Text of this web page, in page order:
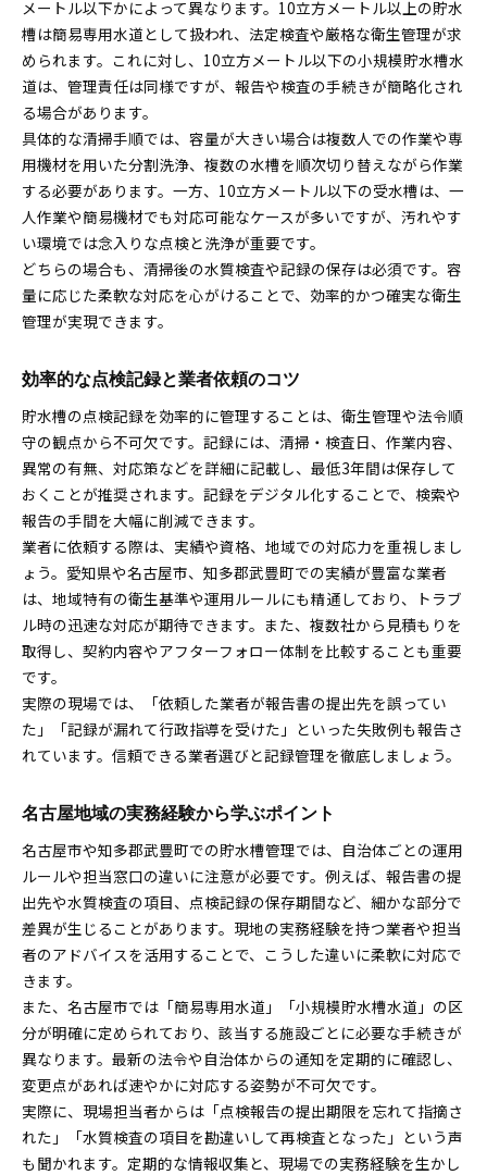
メートル以下かによって異なります。10立方メートル以上の貯水
槽は簡易専用水道として扱われ、法定検査や厳格な衛生管理が求
められます。これに対し、10立方メートル以下の小規模貯水槽水
道は、管理責任は同様ですが、報告や検査の手続きが簡略化され
る場合があります。
具体的な清掃手順では、容量が大きい場合は複数人での作業や専
用機材を用いた分割洗浄、複数の水槽を順次切り替えながら作業
する必要があります。一方、10立方メートル以下の受水槽は、一
人作業や簡易機材でも対応可能なケースが多いですが、汚れやす
い環境では念入りな点検と洗浄が重要です。
どちらの場合も、清掃後の水質検査や記録の保存は必須です。容
量に応じた柔軟な対応を心がけることで、効率的かつ確実な衛生
管理が実現できます。
効率的な点検記録と業者依頼のコツ
貯水槽の点検記録を効率的に管理することは、衛生管理や法令順
守の観点から不可欠です。記録には、清掃・検査日、作業内容、
異常の有無、対応策などを詳細に記載し、最低3年間は保存して
おくことが推奨されます。記録をデジタル化することで、検索や
報告の手間を大幅に削減できます。
業者に依頼する際は、実績や資格、地域での対応力を重視しまし
ょう。愛知県や名古屋市、知多郡武豊町での実績が豊富な業者
は、地域特有の衛生基準や運用ルールにも精通しており、トラブ
ル時の迅速な対応が期待できます。また、複数社から見積もりを
取得し、契約内容やアフターフォロー体制を比較することも重要
です。
実際の現場では、「依頼した業者が報告書の提出先を誤ってい
た」「記録が漏れて行政指導を受けた」といった失敗例も報告さ
れています。信頼できる業者選びと記録管理を徹底しましょう。
名古屋地域の実務経験から学ぶポイント
名古屋市や知多郡武豊町での貯水槽管理では、自治体ごとの運用
ルールや担当窓口の違いに注意が必要です。例えば、報告書の提
出先や水質検査の項目、点検記録の保存期間など、細かな部分で
差異が生じることがあります。現地の実務経験を持つ業者や担当
者のアドバイスを活用することで、こうした違いに柔軟に対応で
きます。
また、名古屋市では「簡易専用水道」「小規模貯水槽水道」の区
分が明確に定められており、該当する施設ごとに必要な手続きが
異なります。最新の法令や自治体からの通知を定期的に確認し、
変更点があれば速やかに対応する姿勢が不可欠です。
実際に、現場担当者からは「点検報告の提出期限を忘れて指摘さ
れた」「水質検査の項目を勘違いして再検査となった」という声
も聞かれます。定期的な情報収集と、現場での実務経験を生かし